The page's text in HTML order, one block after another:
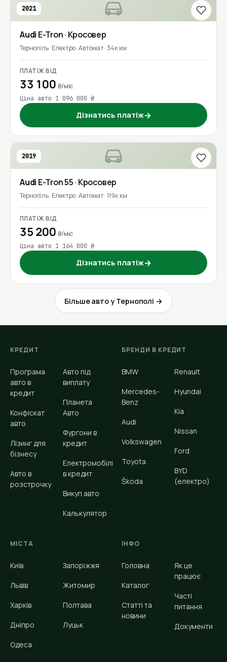
2021
Audi E-Tron· Кросовер
Тернопіль Електро Автомат 34к км
ПЛАТІЖ ВІД
33 100 ₴/міс
Ціна авто 1 096 000 ₴
Дізнатись платіж→
2019
Audi E-Tron 55· Кросовер
Тернопіль Електро Автомат 119к км
ПЛАТІЖ ВІД
35 200 ₴/міс
Ціна авто 1 164 000 ₴
Дізнатись платіж→
Більше авто у Тернополі →
КРЕДИТ
Програма
авто в
кредит
Конфіскат
авто
Лізинг для
бізнесу
Авто в
розстрочку
Авто під
виплату
Планета
Авто
Фургони в
кредит
Електромобілі
в кредит
Викуп авто
Калькулятор
БРЕНДИ В КРЕДИТ
BMW
Mercedes-
Benz
Audi
Volkswagen
Toyota
Škoda
Renault
Hyundai
Kia
Nissan
Ford
BYD
(електро)
МІСТА
Київ
Львів
Харків
Дніпро
Одеса
Запоріжжя
Житомир
Полтава
Луцьк
ІНФО
Головна
Каталог
Статті та
новини
Як це
працює
Часті
питання
Документи